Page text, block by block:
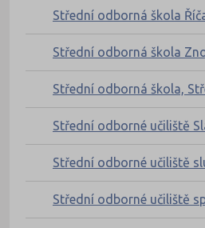
Střední odborná škola
Střední odborná škola
Střední odborná škola,
Střední odborné učiliště
Střední odborné učiliště
Střední odborné učiliště